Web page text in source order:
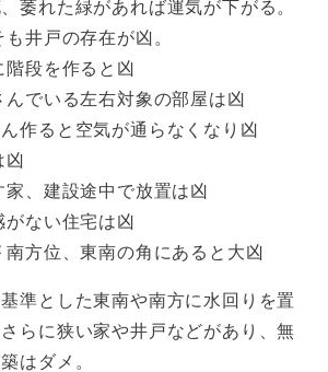
萎れた緑があれば運気が下がる。
も井戸の存在が凶。
階段を作ると凶
んでいる左右対象の部屋は凶
作ると空気が通らなくなり凶
凶
家、建設途中で放置は凶
がない住宅は凶
南方位、東南の角にあると大凶
準とした東南や南方に水回りを置
らに狭い家や井戸などがあり、無
はダメ。